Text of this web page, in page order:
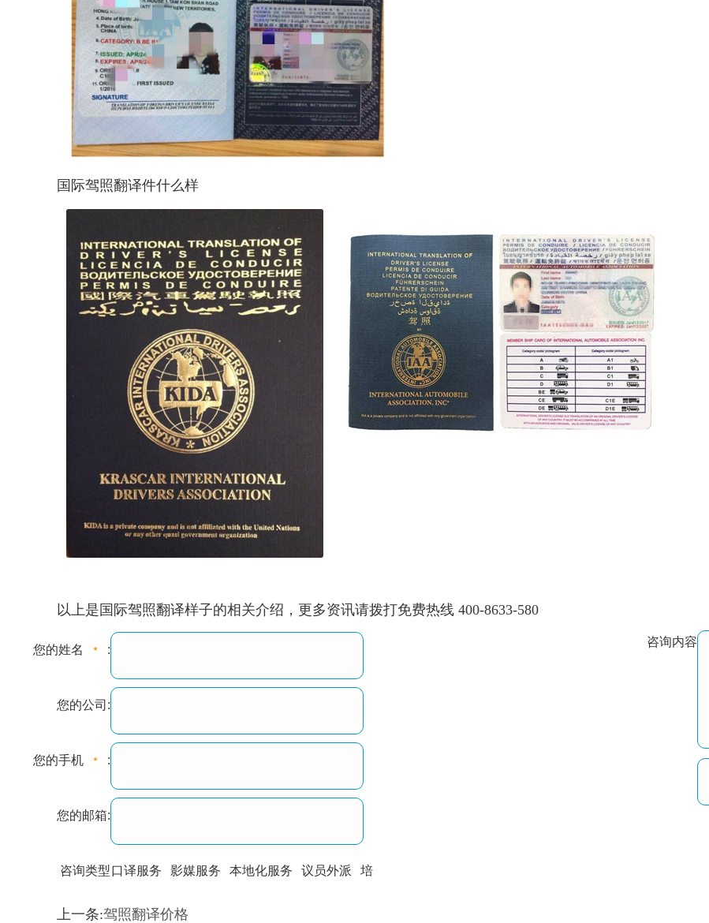
国际驾照翻译件什么样
以上是国际驾照翻译样子的相关介绍，更多资讯请拨打免费热线 400-8633-580
您的姓名 :
您的公司:
您的手机 :
您的邮箱:
咨询类型口译服务 影媒服务 本地化服务 议员外派 培
训翻译 标准级
咨询内容
上一条:驾照翻译价格